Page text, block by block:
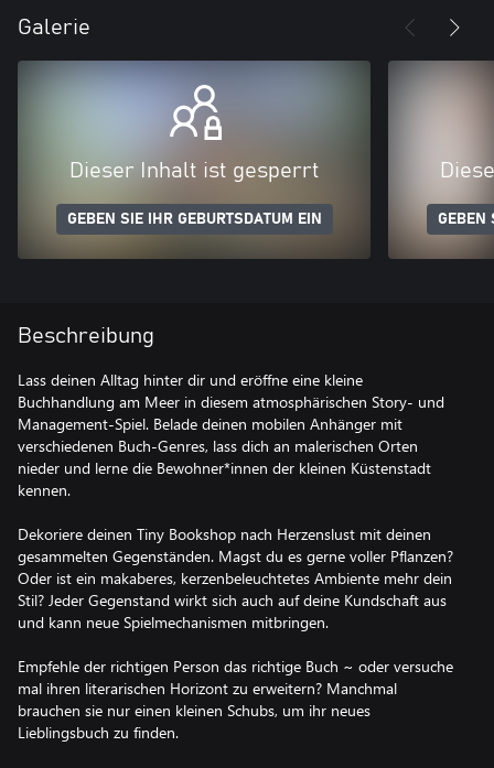
Galerie
Dieser Inhalt ist gesperrt
GEBEN SIE IHR GEBURTSDATUM EIN GEBEN
Beschreibung
Lass deinen Alltag hinter dir und eröffne eine kleine
Buchhandlung am Meer in diesem atmosphärischen Story- und
Management-Spiel. Belade deinen mobilen Anhänger mit
verschiedenen Buch-Genres, lass dich an malerischen Orten
nieder und lerne die Bewohner*innen der kleinen Küstenstadt
kennen.
Dekoriere deinen Tiny Bookshop nach Herzenslust mit deinen
gesammelten Gegenständen. Magst du es gerne voller Pflanzen?
Oder ist ein makaberes, kerzenbeleuchtetes Ambiente mehr dein
Stil? Jeder Gegenstand wirkt sich auch auf deine Kundschaft aus
und kann neue Spielmechanismen mitbringen.
Empfehle der richtigen Person das richtige Buch ~ oder versuche
mal ihren literarischen Horizont zu erweitern? Manchmal
brauchen sie nur einen kleinen Schubs, um ihr neues
Lieblingsbuch zu finden.